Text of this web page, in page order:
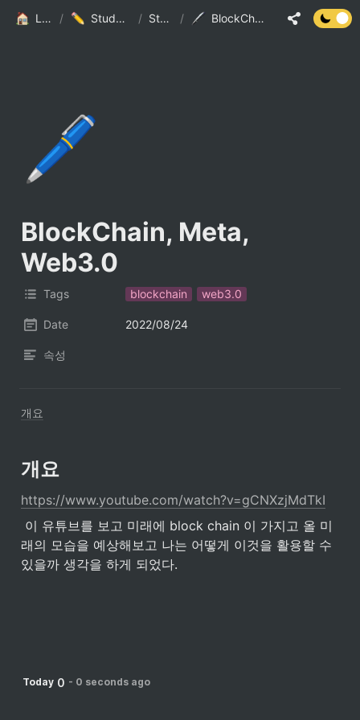
LSJ HOME / Study And Practice / StudyList / BlockChain, Meta, Web3.0
🖊️
BlockChain, Meta,
Web3.0
Tags blockchain web3.0
Date 2022/08/24
속성
개요
개요
https://www.youtube.com/watch?v=gCNXzjMdTkI
래의 모습을 예상해보고 나는 어떻게 이것을 활용할 수
있을까 생각을 하게 되었다.
Today 0 - 0 seconds ago